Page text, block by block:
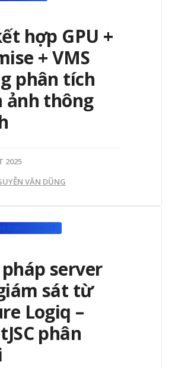
hợp GPU +
+ VMS
phân tích
ảnh thông
2025
VĂN DŨNG
DỤNG THỰC TẾ
server
sát từ
Logiq –
phân